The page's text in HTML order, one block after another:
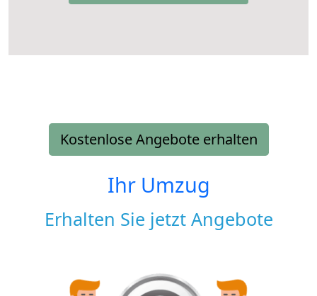
Kostenlose Angebote erhalten
Ihr Umzug
Erhalten Sie jetzt Angebote